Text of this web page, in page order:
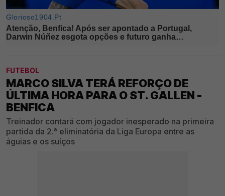
FUTEBOL
MARCO SILVA TERÁ REFORÇO DE
ÚLTIMA HORA PARA O ST. GALLEN -
BENFICA
Treinador contará com jogador inesperado na primeira
partida da 2.ª eliminatória da Liga Europa entre as
águias e os suíços